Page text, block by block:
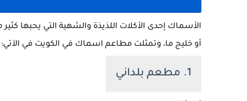
الأسماك إحدى الأكلات اللذيذة والشهية التي يحبها
أو خليج ما، وتمثلت مطاعم اسماك في الكويت في الآتي:
1. مطعم بلداني